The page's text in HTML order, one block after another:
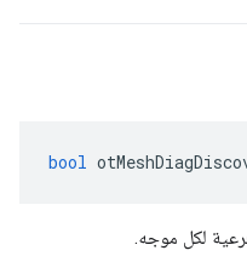
bool
لكل موجه.